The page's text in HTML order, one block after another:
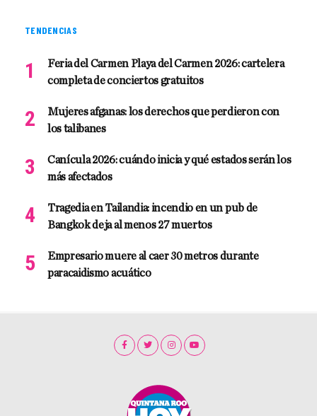
TENDENCIAS
Feria del Carmen Playa del Carmen 2026: cartelera
completa de conciertos gratuitos
Mujeres afganas: los derechos que perdieron con
los talibanes
Canícula 2026: cuándo inicia y qué estados serán los
más afectados
Tragedia en Tailandia: incendio en un pub de
Bangkok deja al menos 27 muertos
Empresario muere al caer 30 metros durante
paracaidismo acuático